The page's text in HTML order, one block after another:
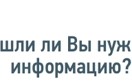
ли Вы
информацию?